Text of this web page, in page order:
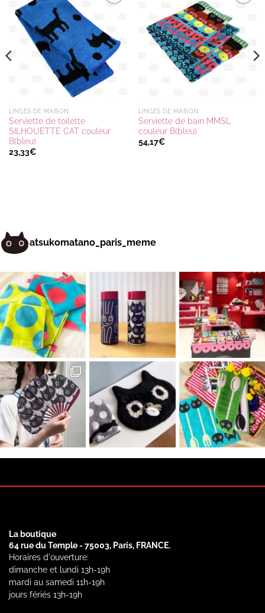
wishlist
LINGES DE MAISON
Serviette de toilette
SILHOUETTE CAT couleur
B(bleu)
23,33€
à la
wishlist
LINGES DE MAISON
Serviette de bain MMSL
couleur B(bleu)
54,17€
atsukomatano_paris_meme
La boutique
64 rue du Temple - 75003, Paris, FRANCE.
Horaires d'ouverture:
dimanche et lundi 13h-19h
mardi au samedi 11h-19h
jours fériés 13h-19h